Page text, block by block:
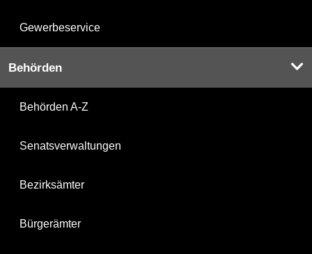
Gewerbeservice
Behörden
Behörden A-Z
Senatsverwaltungen
Bezirksämter
Bürgerämter